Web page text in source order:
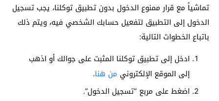
تماشياً مع قرار ممنوع الدخول بدون تطبيق توكلنا، يجب تسجيل
الدخول إلى التطبيق لتفعيل حسابك الشخصي فيه، ويتم ذلك
باتباع الخطوات التالية:
ادخل إلى تطبيق توكلنا المثبت على جوالك أو اذهب
إلى الموقع الإلكتروني من هنا.
اضغط على مربع “تسجيل الدخول”.